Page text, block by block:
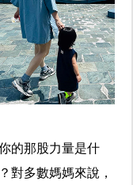
的那股力量是什
對多數媽媽來說，